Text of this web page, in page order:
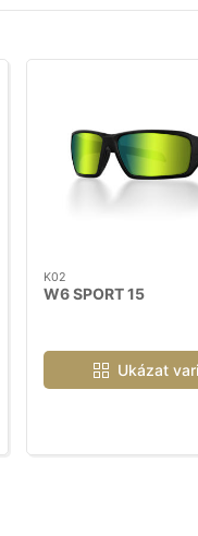
K02
W6 SPORT 15
Ukázat